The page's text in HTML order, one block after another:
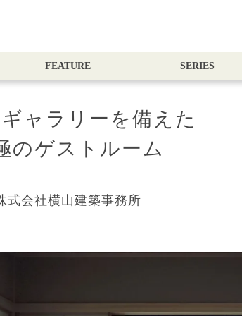
FEATURE SERIES
ャラリーを備えた
のゲストルーム
式会社横山建築事務所